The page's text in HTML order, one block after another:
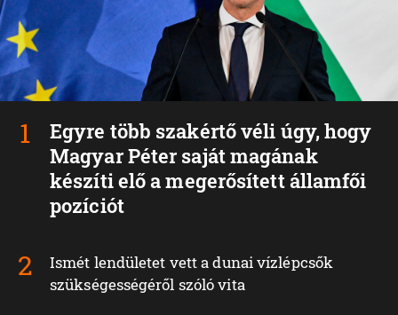
Egyre több szakértő véli úgy, hogy
Magyar Péter saját magának
készíti elő a megerősített államfői
pozíciót
Ismét lendületet vett a dunai vízlépcsők
szükségességéről szóló vita